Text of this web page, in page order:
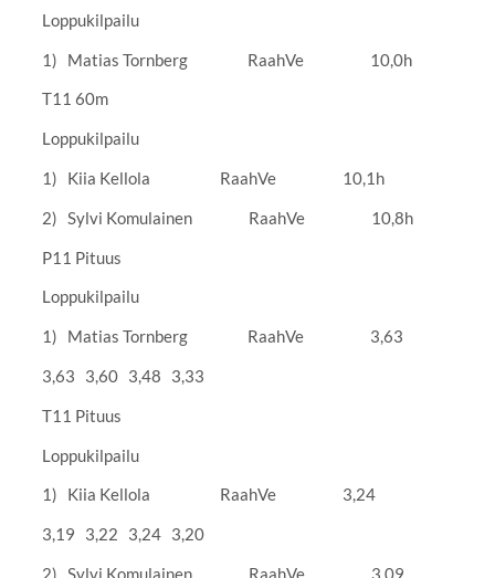
Loppukilpailu
1) Matias Tornberg RaahVe 10,0h
T11 60m
Loppukilpailu
1) Kiia Kellola RaahVe 10,1h
2) Sylvi Komulainen RaahVe 10,8h
P11 Pituus
Loppukilpailu
1) Matias Tornberg RaahVe 3,63
3,63 3,60 3,48 3,33
T11 Pituus
Loppukilpailu
1) Kiia Kellola RaahVe 3,24
3,19 3,22 3,24 3,20
2) Sylvi Komulainen RaahVe 3,09